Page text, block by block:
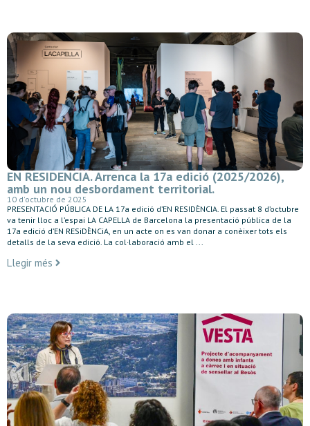
EN RESIDENCIA. Arrenca la 17a edició (2025/2026),
amb un nou desbordament territorial.
10 d'octubre de 2025
PRESENTACIÓ PÚBLICA DE LA 17a edició d’EN RESIDÈNCIA. El passat 8 d’octubre
va tenir lloc a l’espai LA CAPELLA de Barcelona la presentació pública de la
17a edició d’EN RESiDÈNCiA, en un acte on es van donar a conèixer tots els
detalls de la seva edició. La col·laboració amb el ...
Llegir més